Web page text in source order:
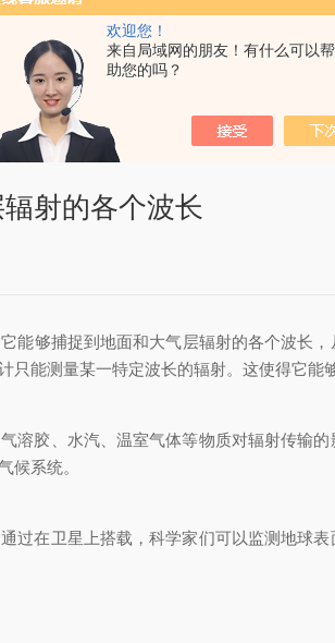
欢迎您！
来自局域网的朋友！有什么可以帮
助您的吗？
射的各个波长
能够捕捉到地面和大气层辐射的各个波长
能测量某一特定波长的辐射。这使得它能
胶、水汽、温室气体等物质对辐射传输
候系统。
在卫星上搭载，科学家们可以监测地球